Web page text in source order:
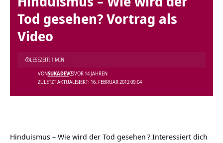
Tod gesehen? Vortrag als
Video
ZULETZT AKTUALISIERT: 16. FEBRUAR 2012 09:04
VONSUKADEV VOR 14 JAHREN
LESEZEIT: 1 MIN
Hinduismus – Wie wird der Tod gesehen ? Interessiert dich